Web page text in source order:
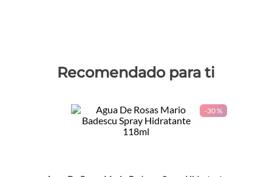
Recomendado para ti
-30 %